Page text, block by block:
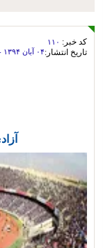
کد خبر: ۱۱۰
تاریخ انتشار:۰۴ آبان ۱۳۹۴ - ۰۸:۳۸